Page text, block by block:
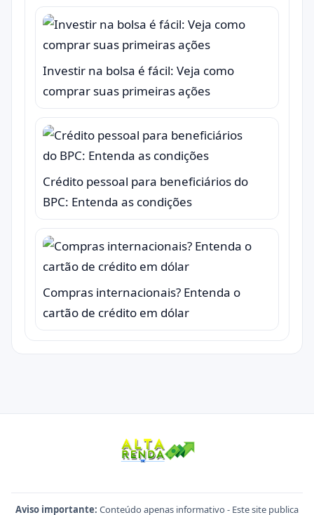
Investir na bolsa é fácil: Veja como
comprar suas primeiras ações
Crédito pessoal para beneficiários do
BPC: Entenda as condições
Compras internacionais? Entenda o
cartão de crédito em dólar
Aviso importante: Conteúdo apenas informativo - Este site publica